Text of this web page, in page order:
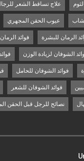
علاج تساقط الشعر
عيوب الحقن المجهري
الرمان للبشرة فوائد
الشوفان لزيادة الوزن
فوائد الشوفان للحامل
فوائد الشوفان للشعر
نصائح للرجل قبل الحقن